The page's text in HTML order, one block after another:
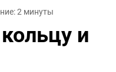
2 минуты
и